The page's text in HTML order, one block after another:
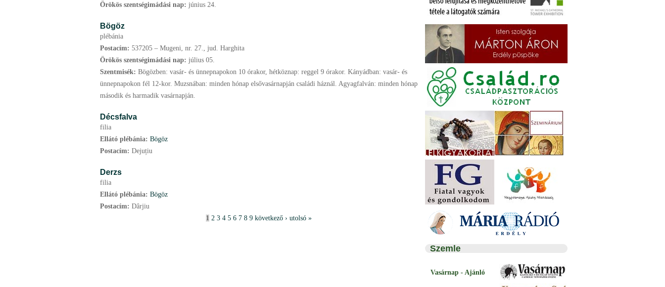
Örökös szentségimádási nap: június 24.
Bögöz
plébánia
Postacím: 537205 – Mugeni, nr. 27., jud. Harghita
Örökös szentségimádási nap: július 05.
Szentmisék: Bögözben: vasár- és ünnepnapokon 10 órakor, hétköznap: reggel 9 órakor. Kányádban: vasár- és
ünnepnapokon fél 12-kor. Muzsnában: minden hónap elsővasárnapján családi háznál. Agyagfalván: minden hónap
második és harmadik vasárnapján.
Décsfalva
filia
Ellátó plébánia: Bögöz
Postacím: Dejuțiu
Derzs
filia
Ellátó plébánia: Bögöz
Postacím: Dârjiu
1 2 3 4 5 6 7 8 9 következő › utolsó »
Szemle
Vasárnap - Ajánló